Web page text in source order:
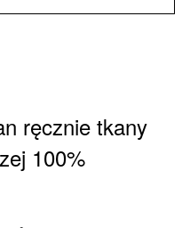
ręcznie tkany
100%